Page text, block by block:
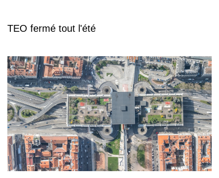
TEO fermé tout l'été